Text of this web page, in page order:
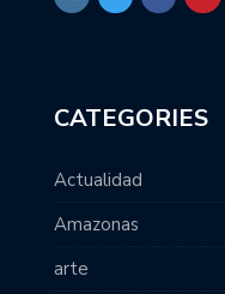
CATEGORIES
Actualidad
Amazonas
arte